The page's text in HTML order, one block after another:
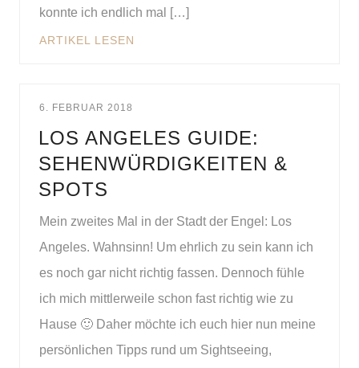
konnte ich endlich mal […]
ARTIKEL LESEN
6. FEBRUAR 2018
LOS ANGELES GUIDE:
SEHENWÜRDIGKEITEN &
SPOTS
Mein zweites Mal in der Stadt der Engel: Los
Angeles. Wahnsinn! Um ehrlich zu sein kann ich
es noch gar nicht richtig fassen. Dennoch fühle
ich mich mittlerweile schon fast richtig wie zu
Hause 🙂 Daher möchte ich euch hier nun meine
persönlichen Tipps rund um Sightseeing,